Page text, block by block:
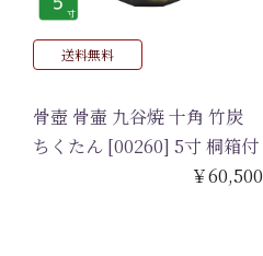
送料無料
骨壺 骨壷 九谷焼 十角 竹炭
ちくたん [00260] 5寸 桐箱付
￥60,500